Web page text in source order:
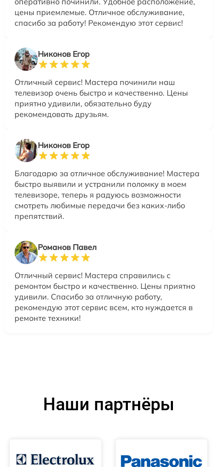
цены приемлемые. Отличное обслуживание,
спасибо за работу! Рекомендую этот сервис!
Никонов Егор
Отличный сервис! Мастера починили наш
телевизор очень быстро и качественно. Цены
приятно удивили, обязательно буду
рекомендовать друзьям.
Никонов Егор
Благодарю за отличное обслуживание! Мастера
быстро выявили и устранили поломку в моем
телевизоре, теперь я радуюсь возможности
смотреть любимые передачи без каких-либо
препятствий.
Романов Павел
Отличный сервис! Мастера справились с
ремонтом быстро и качественно. Цены приятно
удивили. Спасибо за отличную работу,
рекомендую этот сервис всем, кто нуждается в
ремонте техники!
Наши партнёры